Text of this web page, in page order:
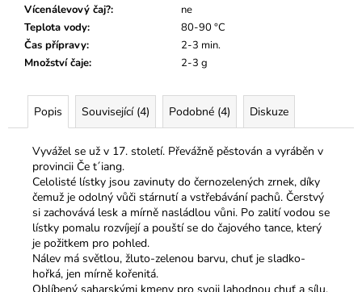
Vícenálevový čaj?:
ne
Teplota vody:
80-90 °C
Čas přípravy:
2-3 min.
Množství čaje: 2-3 g
Popis Související (4) Podobné (4) Diskuze
Vyvážel se už v 17. století. Převážně pěstován a vyráběn v
provincii Če t´iang.
Celolisté lístky jsou zavinuty do černozelených zrnek, díky
čemuž je odolný vůči stárnutí a vstřebávání pachů. Čerstvý
si zachovává lesk a mírně nasládlou vůni. Po zalití vodou se
lístky pomalu rozvíjejí a pouští se do čajového tance, který
je požitkem pro pohled.
Nálev má světlou, žluto-zelenou barvu, chuť je sladko-
hořká, jen mírně kořenitá.
Oblíbený saharskými kmeny pro svoji lahodnou chuť a sílu.